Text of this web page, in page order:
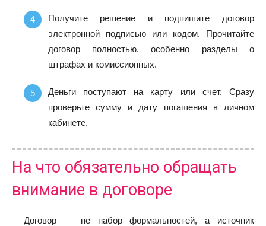
Получите решение и подпишите договор
электронной подписью или кодом. Прочитайте
договор полностью, особенно разделы о
штрафах и комиссионных.
Деньги поступают на карту или счет. Сразу
проверьте сумму и дату погашения в личном
кабинете.
На что обязательно обращать
внимание в договоре
Договор — не набор формальностей, а источник